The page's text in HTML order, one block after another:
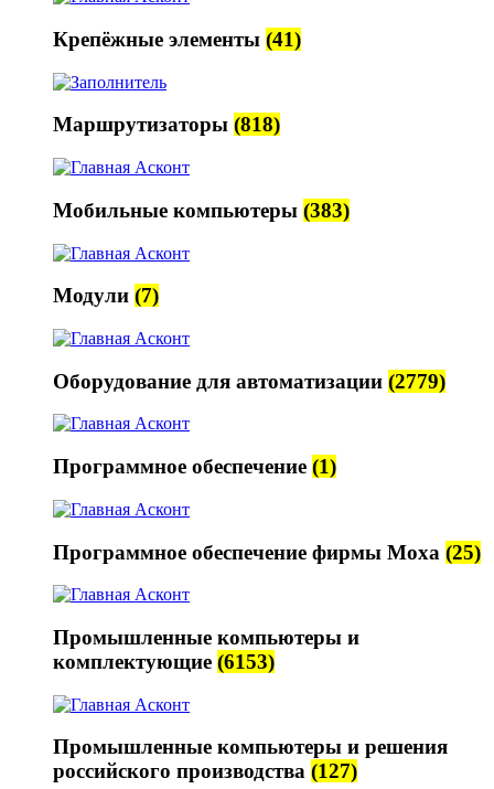
Крепёжные элементы (41)
Маршрутизаторы (818)
Мобильные компьютеры (383)
Модули (7)
Оборудование для автоматизации (2779)
Программное обеспечение (1)
Программное обеспечение фирмы Moxa (25)
Промышленные компьютеры и
комплектующие (6153)
Промышленные компьютеры и решения
российского производства (127)